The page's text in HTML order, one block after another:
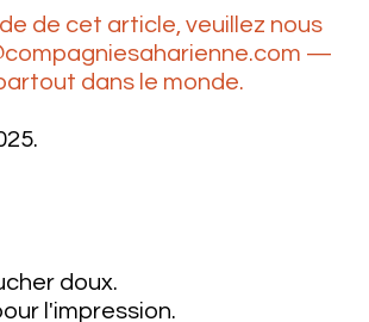
de cet article, veuillez nous
—
dans le monde.
doux.
l'impression.